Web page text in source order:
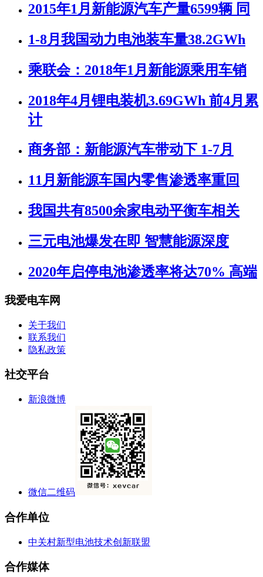
2015年1月新能源汽车产量6599辆 同
1-8月我国动力电池装车量38.2GWh
乘联会：2018年1月新能源乘用车销
2018年4月锂电装机3.69GWh 前4月累
计
商务部：新能源汽车带动下 1-7月
11月新能源车国内零售渗透率重回
我国共有8500余家电动平衡车相关
三元电池爆发在即 智慧能源深度
2020年启停电池渗透率将达70% 高端
我爱电车网
关于我们
联系我们
隐私政策
社交平台
新浪微博
微信二维码
合作单位
中关村新型电池技术创新联盟
合作媒体